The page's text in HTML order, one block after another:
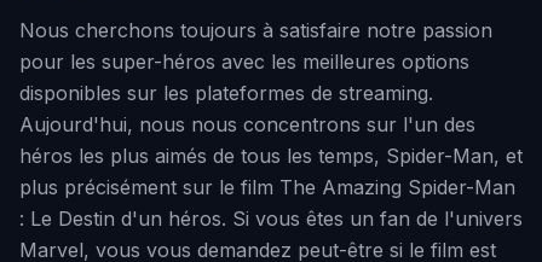
Nous cherchons toujours à satisfaire notre passion
pour les super-héros avec les meilleures options
disponibles sur les plateformes de streaming.
Aujourd'hui, nous nous concentrons sur l'un des
héros les plus aimés de tous les temps, Spider-Man, et
plus précisément sur le film The Amazing Spider-Man
: Le Destin d'un héros. Si vous êtes un fan de l'univers
Marvel, vous vous demandez peut-être si le film est